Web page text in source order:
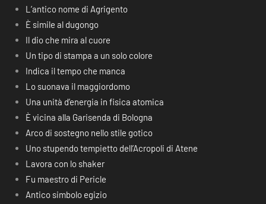
L’antico nome di Agrigento
È simile al dugongo
Il dio che mira al cuore
Un tipo di stampa a un solo colore
Indica il tempo che manca
Lo suonava il maggiordomo
Una unità d’energia in fisica atomica
È vicina alla Garisenda di Bologna
Arco di sostegno nello stile gotico
Uno stupendo tempietto dell’Acropoli di Atene
Lavora con lo shaker
Fu maestro di Pericle
Antico simbolo egizio